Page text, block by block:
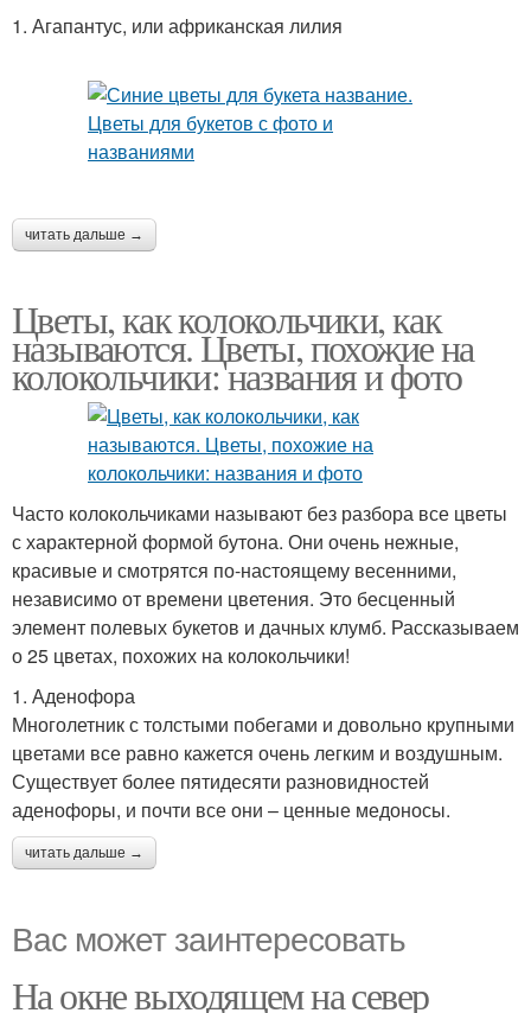
1. Агапантус, или африканская лилия
читать дальше →
Цветы, как колокольчики, как
называются. Цветы, похожие на
колокольчики: названия и фото
Часто колокольчиками называют без разбора все цветы
с характерной формой бутона. Они очень нежные,
красивые и смотрятся по-настоящему весенними,
независимо от времени цветения. Это бесценный
элемент полевых букетов и дачных клумб. Рассказываем
о 25 цветах, похожих на колокольчики!
1. Аденофора
Многолетник с толстыми побегами и довольно крупными
цветами все равно кажется очень легким и воздушным.
Существует более пятидесяти разновидностей
аденофоры, и почти все они – ценные медоносы.
читать дальше →
Вас может заинтересовать
На окне выходящем на север